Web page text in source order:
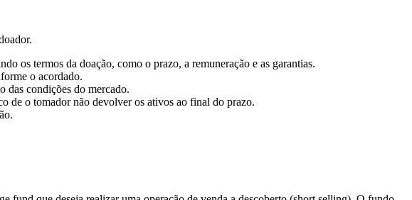
os termos da doação, como o prazo, a remuneração e as garantias.
o acordado.
das condições do mercado.
de o tomador não devolver os ativos ao final do prazo.